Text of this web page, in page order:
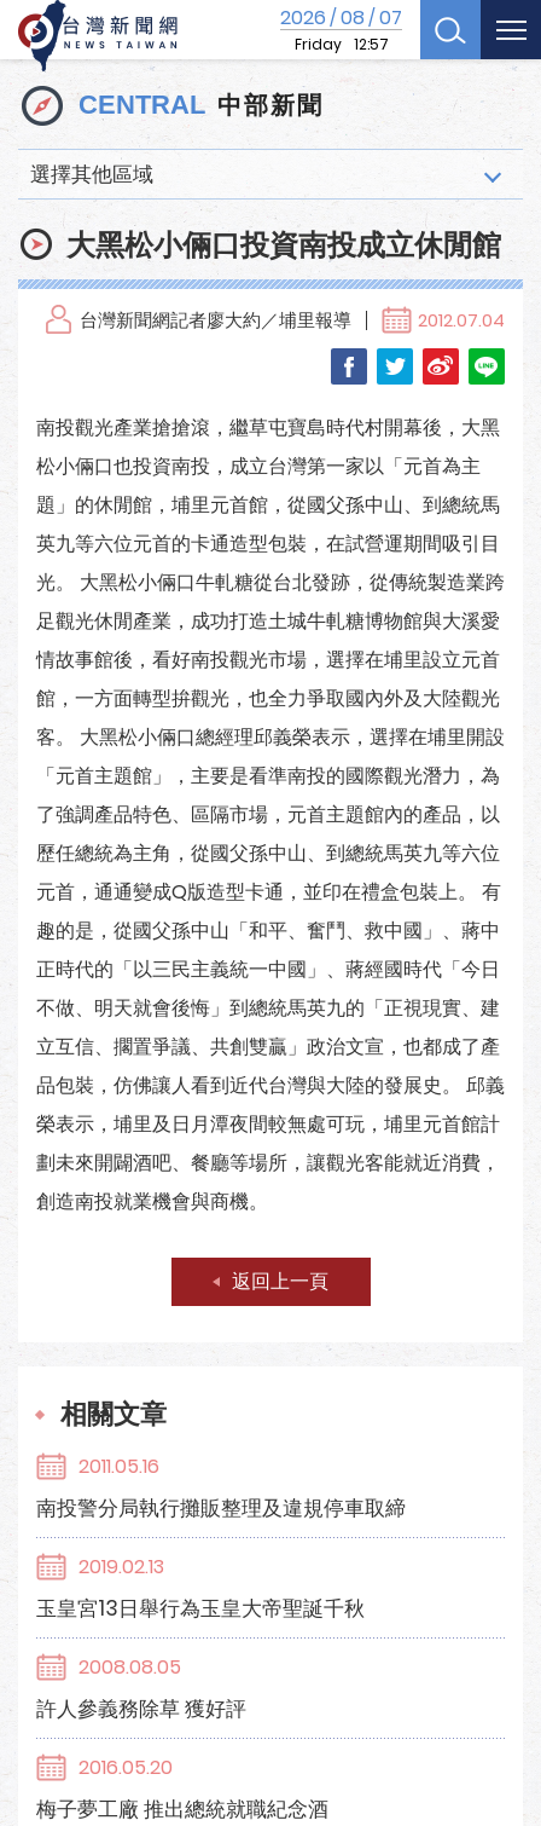
2026/08/07
Friday 12:57
CENTRAL 中部新聞
選擇其他區域
大黑松小倆口投資南投成立休閒館
台灣新聞網記者廖大約／埔里報導 2012.07.04
南投觀光產業搶搶滾，繼草屯寶島時代村開幕後，大黑
松小倆口也投資南投，成立台灣第一家以「元首為主
題」的休閒館，埔里元首館，從國父孫中山、到總統馬
英九等六位元首的卡通造型包裝，在試營運期間吸引目
光。 大黑松小倆口牛軋糖從台北發跡，從傳統製造業跨
足觀光休閒產業，成功打造土城牛軋糖博物館與大溪愛
情故事館後，看好南投觀光市場，選擇在埔里設立元首
館，一方面轉型拚觀光，也全力爭取國內外及大陸觀光
客。 大黑松小倆口總經理邱義榮表示，選擇在埔里開設
「元首主題館」，主要是看準南投的國際觀光潛力，為
了強調產品特色、區隔市場，元首主題館內的產品，以
歷任總統為主角，從國父孫中山、到總統馬英九等六位
元首，通通變成Q版造型卡通，並印在禮盒包裝上。 有
趣的是，從國父孫中山「和平、奮鬥、救中國」、蔣中
正時代的「以三民主義統一中國」、蔣經國時代「今日
不做、明天就會後悔」到總統馬英九的「正視現實、建
立互信、擱置爭議、共創雙贏」政治文宣，也都成了產
品包裝，仿佛讓人看到近代台灣與大陸的發展史。 邱義
榮表示，埔里及日月潭夜間較無處可玩，埔里元首館計
劃未來開闢酒吧、餐廳等場所，讓觀光客能就近消費，
創造南投就業機會與商機。
返回上一頁
相關文章
2011.05.16
南投警分局執行攤販整理及違規停車取締
2019.02.13
玉皇宮13日舉行為玉皇大帝聖誕千秋
2008.08.05
許人參義務除草 獲好評
2016.05.20
梅子夢工廠 推出總統就職紀念酒